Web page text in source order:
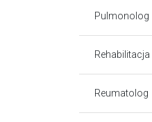
Pulmonolog
Rehabilitacja
Reumatolog